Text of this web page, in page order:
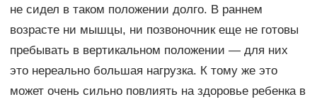
не сидел в таком положении долго. В раннем
возрасте ни мышцы, ни позвоночник еще не готовы
пребывать в вертикальном положении — для них
это нереально большая нагрузка. К тому же это
может очень сильно повлиять на здоровье ребенка в